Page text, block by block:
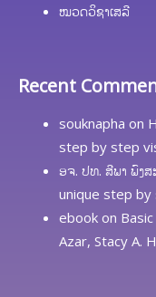
ໝວດວິຊາເສລີ
Recent
souknapha on
step by step
ອຈ. ປທ. ສີພາ ພົງສ
unique step by
ebook on
Azar, Stacy A.